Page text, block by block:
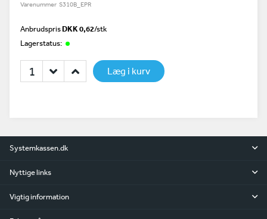
Varenummer S310B_EPR
AnbrudsprisDKK 0,62/stk
Lagerstatus:
Læg i kurv
Systemkassen.dk
Nyttige links
Vigtig information